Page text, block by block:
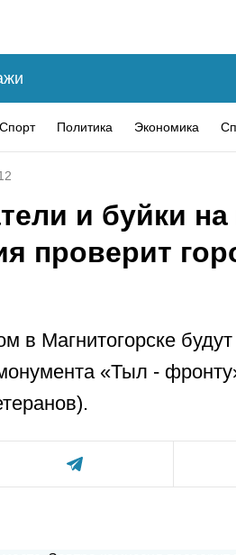
Спорт Политика Экономика
и буйки на
проверит
в Магнитогорске
«Тыл -